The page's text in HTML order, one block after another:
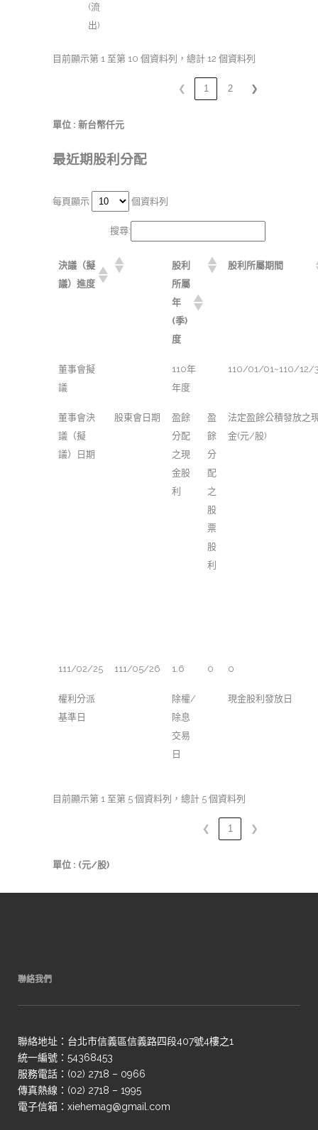
(流
出)
目前顯示第 1 至第 10 個資料列，總計 12 個資料列
❮ 1 2 ❯
單位 : 新台幣仟元
最近期股利分配
每頁顯示 個資料列
搜尋:
決議（擬
議）進度
股利
所屬
年
(季)
度
股利所屬期間
董事會擬
議
110年
年度
110/01/01~110/12/
董事會決
議（擬
議）日期
股東會日期
盈餘
分配
之現
金股
利
盈
餘
分
配
之
股
票
股
利
法定盈餘公積發放之
金(元/股)
111/02/25 111/05/26 1.6 0 0
權利分派
基準日
除權/
除息
交易
日
現金股利發放日
目前顯示第 1 至第 5 個資料列，總計 5 個資料列
❮ 1 ❯
單位 : (元/股)
聯絡我們
聯絡地址：台北市信義區信義路四段407號4樓之1
統一編號：54368453
服務電話：(02) 2718 – 0966
傳真熱線：(02) 2718 – 1995
電子信箱：xiehemag@gmail.com